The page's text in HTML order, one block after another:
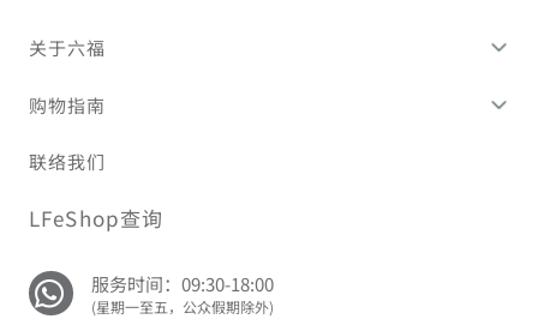
关于六福
购物指南
联络我们
LFeShop查询
服务时间：09:30-18:00
(星期一至五，公众假期除外)